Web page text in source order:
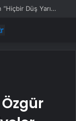
Suruç Katliamının 11. Yılında Bodrum’dan “Hiçbir Düş Yarım Kalmayacak” Mesajı